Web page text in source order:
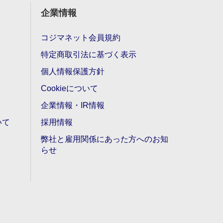
企業情報
コジマネット会員規約
特定商取引法に基づく表示
個人情報保護方針
Cookieについて
企業情報・IR情報
採用情報
弊社と雇用関係にあった方へのお知
らせ